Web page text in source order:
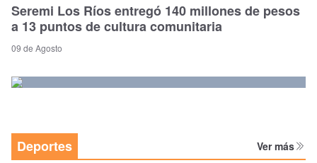
Seremi Los Ríos entregó 140 millones de pesos
a 13 puntos de cultura comunitaria
09 de Agosto
Deportes Ver más